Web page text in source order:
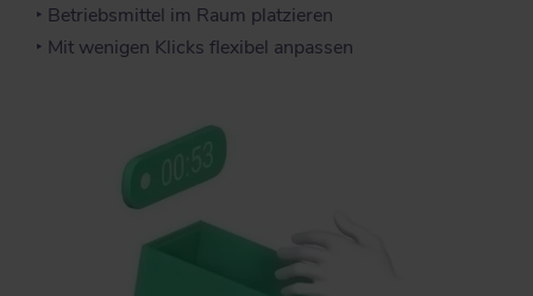
‣ Betriebsmittel im Raum platzieren
‣ Mit wenigen Klicks flexibel anpassen